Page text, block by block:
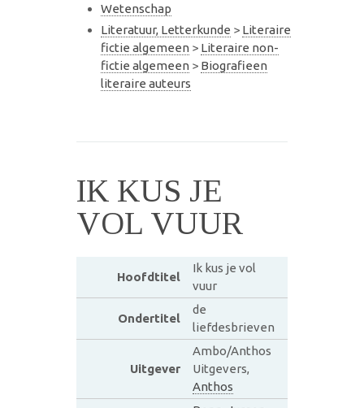
Wetenschap
Literatuur, Letterkunde > Literaire
fictie algemeen > Literaire non-
fictie algemeen > Biografieen
literaire auteurs
IK KUS JE
VOL VUUR
Hoofdtitel
Ik kus je vol
vuur
Ondertitel
de
liefdesbrieven
Uitgever
Ambo/Anthos
Uitgevers,
Anthos